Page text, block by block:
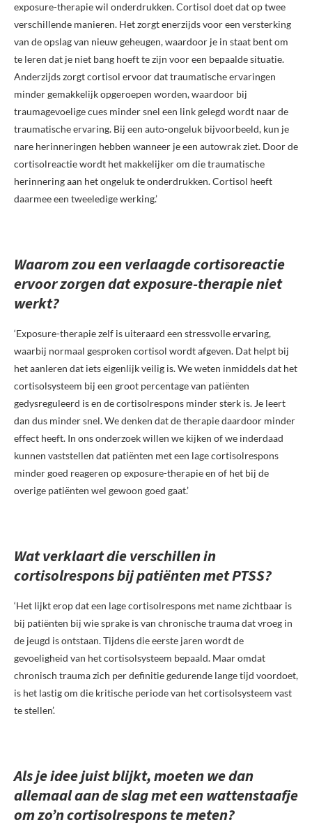
exposure-therapie wil onderdrukken. Cortisol doet dat op twee
verschillende manieren. Het zorgt enerzijds voor een versterking
van de opslag van nieuw geheugen, waardoor je in staat bent om
te leren dat je niet bang hoeft te zijn voor een bepaalde situatie.
Anderzijds zorgt cortisol ervoor dat traumatische ervaringen
minder gemakkelijk opgeroepen worden, waardoor bij
traumagevoelige cues minder snel een link gelegd wordt naar de
traumatische ervaring. Bij een auto-ongeluk bijvoorbeeld, kun je
nare herinneringen hebben wanneer je een autowrak ziet. Door de
cortisolreactie wordt het makkelijker om die traumatische
herinnering aan het ongeluk te onderdrukken. Cortisol heeft
daarmee een tweeledige werking.’
Waarom zou een verlaagde cortisoreactie
ervoor zorgen dat exposure-therapie niet
werkt?
‘Exposure-therapie zelf is uiteraard een stressvolle ervaring,
waarbij normaal gesproken cortisol wordt afgeven. Dat helpt bij
het aanleren dat iets eigenlijk veilig is. We weten inmiddels dat het
cortisolsysteem bij een groot percentage van patiënten
gedysreguleerd is en de cortisolrespons minder sterk is. Je leert
dan dus minder snel. We denken dat de therapie daardoor minder
effect heeft. In ons onderzoek willen we kijken of we inderdaad
kunnen vaststellen dat patiënten met een lage cortisolrespons
minder goed reageren op exposure-therapie en of het bij de
overige patiënten wel gewoon goed gaat.’
Wat verklaart die verschillen in
cortisolrespons bij patiënten met PTSS?
‘Het lijkt erop dat een lage cortisolrespons met name zichtbaar is
bij patiënten bij wie sprake is van chronische trauma dat vroeg in
de jeugd is ontstaan. Tijdens die eerste jaren wordt de
gevoeligheid van het cortisolsysteem bepaald. Maar omdat
chronisch trauma zich per definitie gedurende lange tijd voordoet,
is het lastig om die kritische periode van het cortisolsysteem vast
te stellen’.
Als je idee juist blijkt, moeten we dan
allemaal aan de slag met een wattenstaafje
om zo’n cortisolrespons te meten?